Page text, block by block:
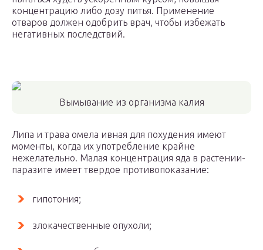
концентрацию либо дозу питья. Применение
отваров должен одобрить врач, чтобы избежать
негативных последствий.
Вымывание из организма калия
Липа и трава омела ивная для похудения имеют
моменты, когда их употребление крайне
нежелательно. Малая концентрация яда в растении-
паразите имеет твердое противопоказание:
гипотония;
злокачественные опухоли;